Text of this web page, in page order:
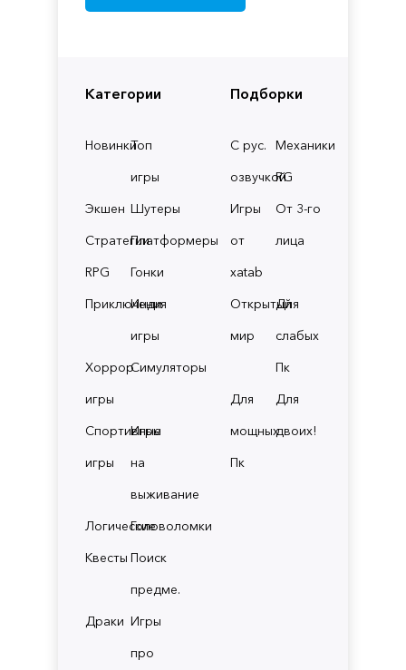
Категории
НовинкиТоп
игры
Экшен Шутеры
СтратегииПлатформеры
RPG
Гонки
Приключения
Инди
игры
Хоррор
игры
Симуляторы
Спортивные
игры
Игры
на
выживание
ЛогическиеГоловоломки
Квесты Поиск
предме.
Драки Игры
про
Подборки
С рус.
озвучкой
Механики
RG
Игры
от
xatab
От 3-го
лица
Открытый
мир
Для
слабых
Пк
Для
мощных
Пк
Для
двоих!